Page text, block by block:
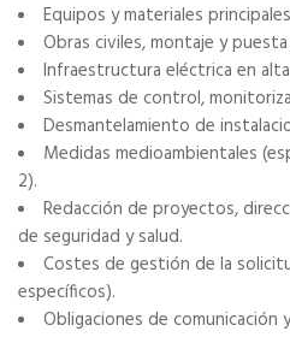
Equipos y materiales
Obras civiles, montaje y puesta
Infraestructura eléctrica en
Sistemas de control,
Desmantelamiento de
Medidas medioambientales
2).
Redacción de proyectos,
de seguridad y salud.
Costes de gestión de la
específicos).
Obligaciones de comunicación